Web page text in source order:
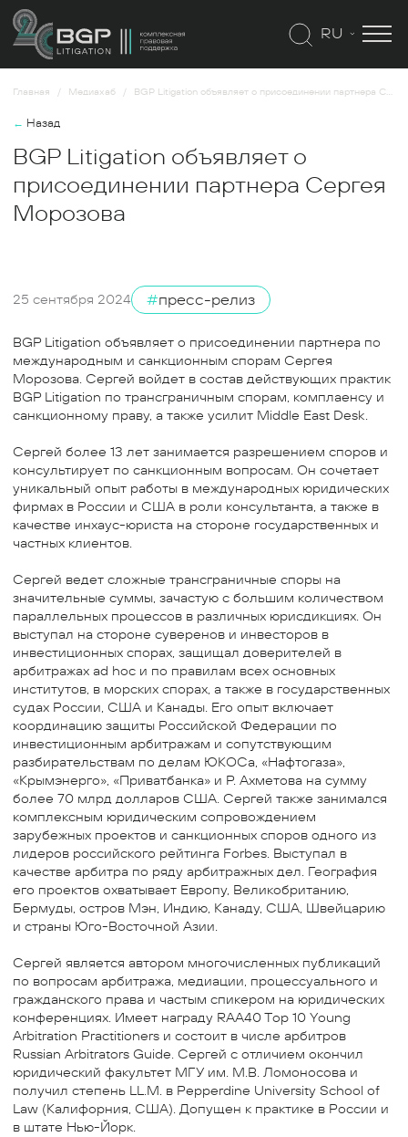
RU
Главная Медиахаб BGP Litigation объявляет о присоединении партнера Сергея Морозова
← Назад
BGP Litigation объявляет о
присоединении партнера Сергея
Морозова
25 сентября 2024 #пресс-релиз
BGP Litigation объявляет о присоединении партнера по
международным и санкционным спорам Сергея
Морозова. Сергей войдет в состав действующих практик
BGP Litigation по трансграничным спорам, комплаенсу и
санкционному праву, а также усилит Middle East Desk.
Сергей более 13 лет занимается разрешением споров и
консультирует по санкционным вопросам. Он сочетает
уникальный опыт работы в международных юридических
фирмах в России и США в роли консультанта, а также в
качестве инхаус-юриста на стороне государственных и
частных клиентов.
Сергей ведет сложные трансграничные споры на
значительные суммы, зачастую с большим количеством
параллельных процессов в различных юрисдикциях. Он
выступал на стороне суверенов и инвесторов в
инвестиционных спорах, защищал доверителей в
арбитражах ad hoc и по правилам всех основных
институтов, в морских спорах, а также в государственных
судах России, США и Канады. Его опыт включает
координацию защиты Российской Федерации по
инвестиционным арбитражам и сопутствующим
разбирательствам по делам ЮКОСа, «Нафтогаза»,
«Крымэнерго», «Приватбанка» и Р. Ахметова на сумму
более 70 млрд долларов США. Сергей также занимался
комплексным юридическим сопровождением
зарубежных проектов и санкционных споров одного из
лидеров российского рейтинга Forbes. Выступал в
качестве арбитра по ряду арбитражных дел. География
его проектов охватывает Европу, Великобританию,
Бермуды, остров Мэн, Индию, Канаду, США, Швейцарию
и страны Юго-Восточной Азии.
Сергей является автором многочисленных публикаций
по вопросам арбитража, медиации, процессуального и
гражданского права и частым спикером на юридических
конференциях. Имеет награду RAA40 Top 10 Young
Arbitration Practitioners и состоит в числе арбитров
Russian Arbitrators Guide. Сергей с отличием окончил
юридический факультет МГУ им. М.В. Ломоносова и
получил степень LL.M. в Pepperdine University School of
Law (Калифорния, США). Допущен к практике в России и
в штате Нью-Йорк.